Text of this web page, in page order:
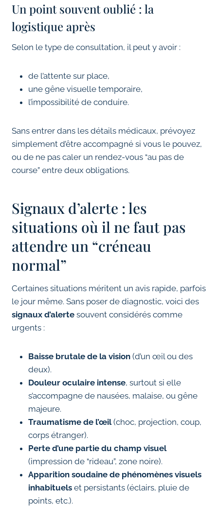
Un point souvent oublié : la
logistique après
Selon le type de consultation, il peut y avoir :
de l’attente sur place,
une gêne visuelle temporaire,
l’impossibilité de conduire.
Sans entrer dans les détails médicaux, prévoyez
simplement d’être accompagné si vous le pouvez,
ou de ne pas caler un rendez-vous “au pas de
course” entre deux obligations.
Signaux d’alerte : les
situations où il ne faut pas
attendre un “créneau
normal”
Certaines situations méritent un avis rapide, parfois
le jour même. Sans poser de diagnostic, voici des
signaux d’alerte souvent considérés comme
urgents :
Baisse brutale de la vision (d’un œil ou des
deux).
Douleur oculaire intense, surtout si elle
s’accompagne de nausées, malaise, ou gêne
majeure.
Traumatisme de l’œil(choc, projection, coup,
corps étranger).
Perte d’une partie du champ visuel
(impression de “rideau”, zone noire).
Apparition soudaine de phénomènes visuels
inhabituels et persistants (éclairs, pluie de
points, etc.).